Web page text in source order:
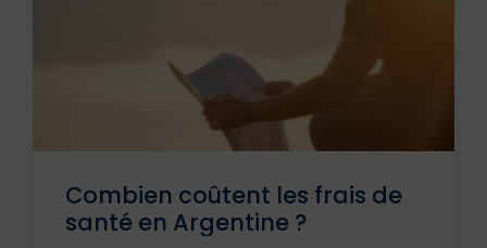
Combien coûtent les frais de
santé en Argentine ?